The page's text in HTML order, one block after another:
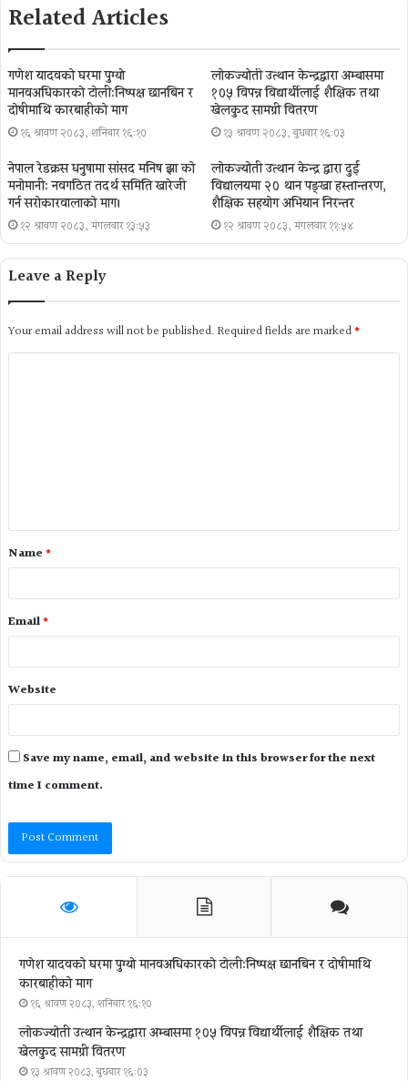
Related Articles
गणेश यादवको घरमा पुग्याे
मानवअधिकारकाे टोली:निष्पक्ष छानबिन र
दोषीमाथि कारबाहीको माग
१६ श्रावण २०८३, शनिबार १६:१०
लोकज्योती उत्थान केन्द्रद्वारा अम्बासमा
१०५ विपन्न विद्यार्थीलाई शैक्षिक तथा
खेलकुद सामग्री वितरण
१३ श्रावण २०८३, बुधबार १६:०३
नेपाल रेडक्रस धनुषामा सांसद मनिष झा को
मनोमानी: नवगठित तदर्थ समिति खारेजी
गर्न सरोकारवालाको माग।
१२ श्रावण २०८३, मंगलवार १३:५३
लोकज्योती उत्थान केन्द्र द्वारा दुई
विद्यालयमा २० थान पङ्खा हस्तान्तरण,
शैक्षिक सहयोग अभियान निरन्तर
१२ श्रावण २०८३, मंगलवार ११:५४
Leave a Reply
Your email address will not be published. Required fields are marked*
Name *
Email*
Website
Save my name, email, and website in this browser for the next
time I comment.
गणेश यादवको घरमा पुग्याे मानवअधिकारकाे टोली:निष्पक्ष छानबिन र दोषीमाथि
कारबाहीको माग
१६ श्रावण २०८३, शनिबार १६:१०
लोकज्योती उत्थान केन्द्रद्वारा अम्बासमा १०५ विपन्न विद्यार्थीलाई शैक्षिक तथा
खेलकुद सामग्री वितरण
१३ श्रावण २०८३, बुधबार १६:०३